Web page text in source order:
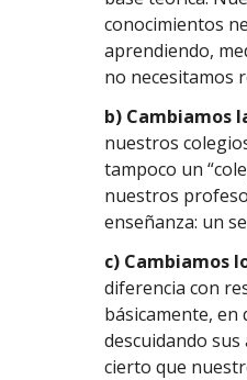
conocimientos
aprendiendo,
no necesitamos
b) Cambiamos
nuestros
tampoco un
nuestros
enseñanza: un
c) Cambiamos
diferencia con
básicamente,
descuidando
cierto que